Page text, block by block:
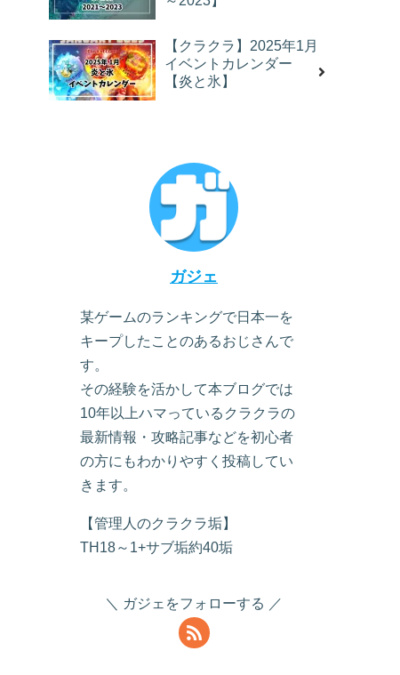
【クラクラ】2025年1月
イベントカレンダー
【炎と氷】
ガジェ
某ゲームのランキングで日本一を
キープしたことのあるおじさんで
す。
その経験を活かして本ブログでは
10年以上ハマっているクラクラの
最新情報・攻略記事などを初心者
の方にもわかりやすく投稿してい
きます。
【管理人のクラクラ垢】
TH18～1+サブ垢約40垢
ガジェをフォローする